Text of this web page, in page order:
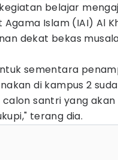
belajar
Islam (IAI) Al
dekat bekas
sementara
di kampus 2
calon santri yang
terang dia.